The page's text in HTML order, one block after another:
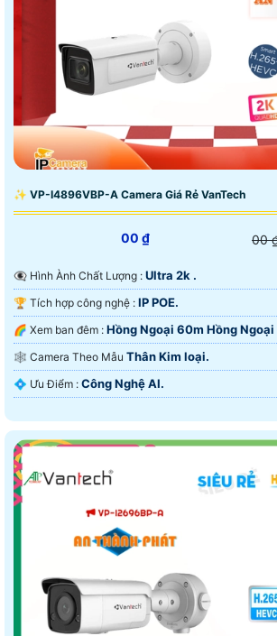
✨ VP-I4896VBP-A Camera Giá Rẻ VanTech
00 ₫ 00
👁️‍🗨 Hình Ành Chất Lượng : Ultra 2k .
🏆 Tích hợp công nghệ : IP POE.
🌈 Xem ban đêm : Hồng Ngoại 60m Hồng Ngoại
🕸️ Camera Theo Mẫu Thân Kim loại.
️💠 Ưu Điểm : Công Nghệ AI.